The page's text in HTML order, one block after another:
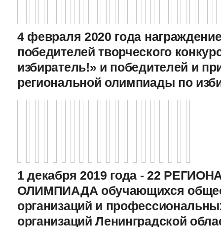
4 февраля 2020 года
победителей творческого
избиратель!» и победителей и
региональной олимпиады по
1 декабря 2019 года - 22
ОЛИМПИАДА обучающихся
организаций и
организаций Ленинградской